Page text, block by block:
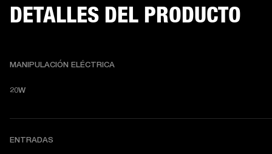
DETALLES DEL PRODUCTO
MANIPULACIÓN ELÉCTRICA
20W
ENTRADAS